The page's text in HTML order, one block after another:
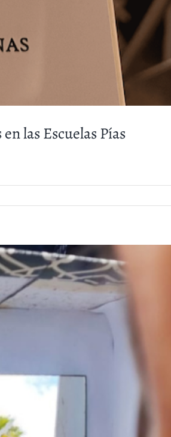
las Escuelas Pías